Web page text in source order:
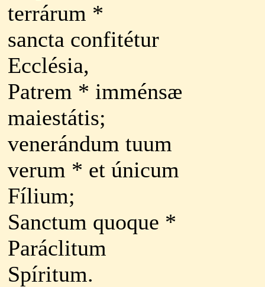
terrárum *
sancta confitétur
Ecclésia,
Patrem * imménsæ
maiestátis;
venerándum tuum
verum * et únicum
Fílium;
Sanctum quoque *
Paráclitum
Spíritum.